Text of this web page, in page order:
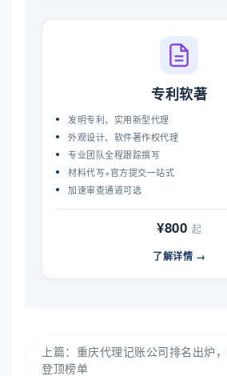
专利软著
发明专利、实用新型代理
外观设计、软件著作权代理
专业团队全程跟踪撰写
材料代写+官方提交一站式
加速审查通道可选
¥800 起
了解详情 →
上篇： 重庆代理记账公司排名出炉
登顶榜单